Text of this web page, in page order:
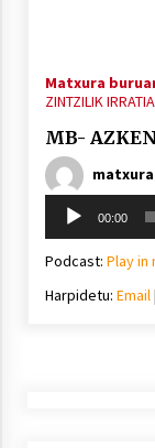
Matxura
ZINTZILIK IRRATIA
MB-
Soinu
00:00
Podcast: Play in
Harpidetu: Email|